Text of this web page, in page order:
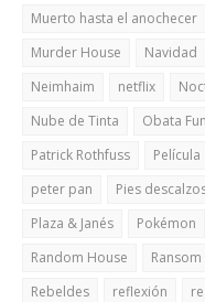
Muerto hasta el anochecer
Murder House
Navidad
Neimhaim
netflix
Nube de Tinta
Obata
Patrick Rothfuss
Película
peter pan
Pies
Plaza & Janés
Pokémon
Random House
Ransom
Rebeldes
reflexión